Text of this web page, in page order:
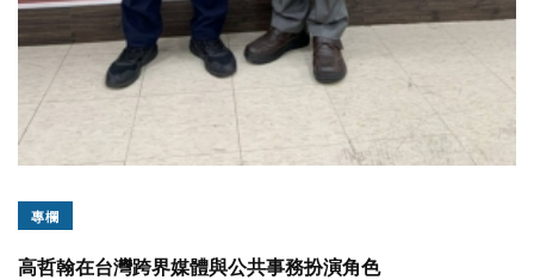
專欄
高哲翰在台灣跨界媒體與公共事務扮演角色